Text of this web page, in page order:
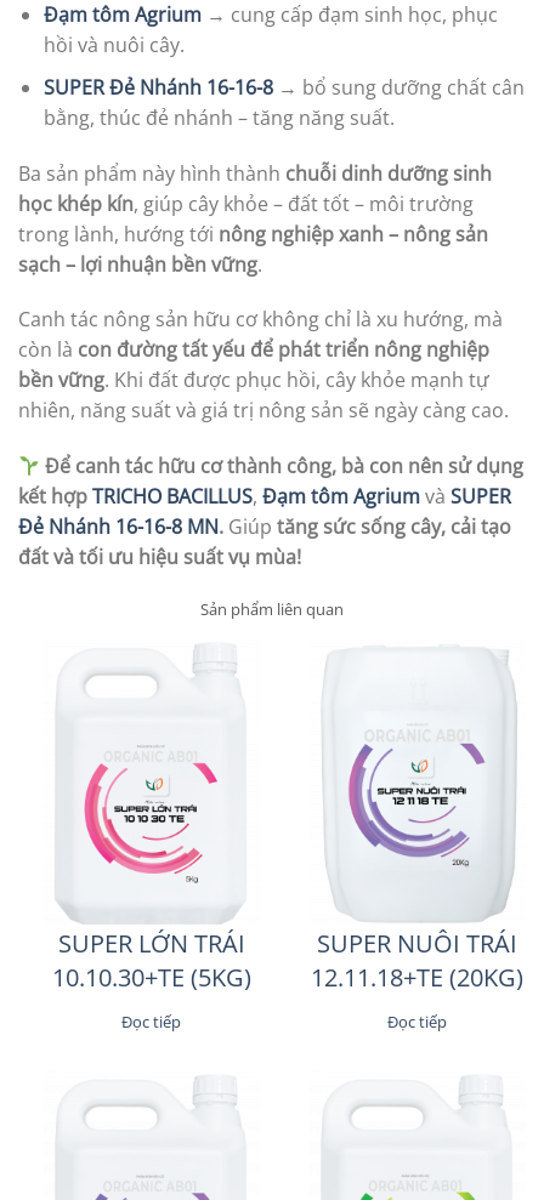
Đạm tôm Agrium→ cung cấp đạm sinh học, phục
hồi và nuôi cây.
SUPER Đẻ Nhánh 16-16-8→ bổ sung dưỡng chất cân
bằng, thúc đẻ nhánh – tăng năng suất.
Ba sản phẩm này hình thành chuỗi dinh dưỡng sinh
học khép kín, giúp cây khỏe – đất tốt – môi trường
trong lành, hướng tới nông nghiệp xanh – nông sản
sạch – lợi nhuận bền vững.
Canh tác nông sản hữu cơ không chỉ là xu hướng, mà
còn là con đường tất yếu để phát triển nông nghiệp
bền vững. Khi đất được phục hồi, cây khỏe mạnh tự
nhiên, năng suất và giá trị nông sản sẽ ngày càng cao.
Để canh tác hữu cơ thành công, bà con nên sử dụng
kết hợpTRICHO BACILLUS, Đạm tôm Agriumvà SUPER
Đẻ Nhánh 16-16-8 MN. Giúp tăng sức sống cây, cải tạo
đất và tối ưu hiệu suất vụ mùa!
Sản phẩm liên quan
SUPER LỚN TRÁI
10.10.30+TE (5KG)
Đọc tiếp
SUPER NUÔI TRÁI
12.11.18+TE (20KG)
Đọc tiếp